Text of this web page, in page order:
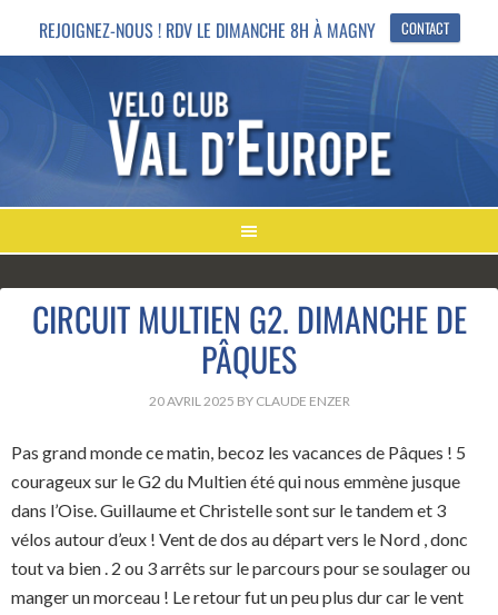
REJOIGNEZ-NOUS ! RDV LE DIMANCHE 8H À MAGNY CONTACT
CIRCUIT MULTIEN G2. DIMANCHE DE
PÂQUES
20 AVRIL 2025 BY CLAUDE ENZER
Pas grand monde ce matin, becoz les vacances de Pâques ! 5
courageux sur le G2 du Multien été qui nous emmène jusque
dans l’Oise. Guillaume et Christelle sont sur le tandem et 3
vélos autour d’eux ! Vent de dos au départ vers le Nord , donc
tout va bien . 2 ou 3 arrêts sur le parcours pour se soulager ou
manger un morceau ! Le retour fut un peu plus dur car le vent